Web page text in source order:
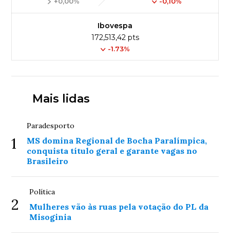
Ibovespa
172,513,42 pts
-1.73%
Mais lidas
1
Paradesporto
MS domina Regional de Bocha Paralímpica,
conquista título geral e garante vagas no
Brasileiro
2
Política
Mulheres vão às ruas pela votação do PL da
Misoginia